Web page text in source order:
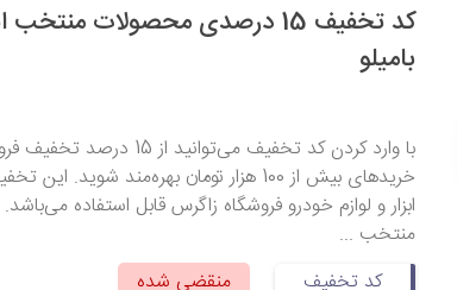
کد تخفیف 15 درصدی محصولات
بامیلو
با وارد کردن کد تخفیف
خریدهای بیش از 100 هزار تومان بهره‌مند
ابزار و لوازم خودرو فروشگاه زاگرس قابل استفاده
منتخب ...
کد تخفیف
منقضی شده